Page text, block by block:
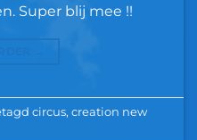
Super blij mee !!
circus,creation new